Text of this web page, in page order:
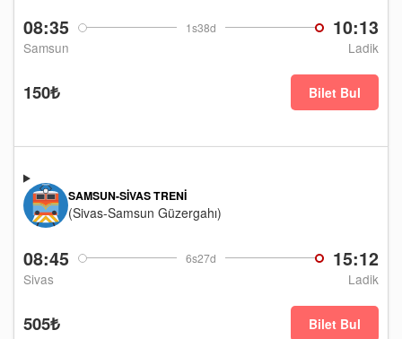
08:35 1s38d 10:13
Samsun Ladik
150₺ Bilet Bul
08:45 6s27d 15:12
Sivas Ladik
SAMSUN-SIVAS TRENI
(Sivas-Samsun Güzergahı)
505₺ Bilet Bul